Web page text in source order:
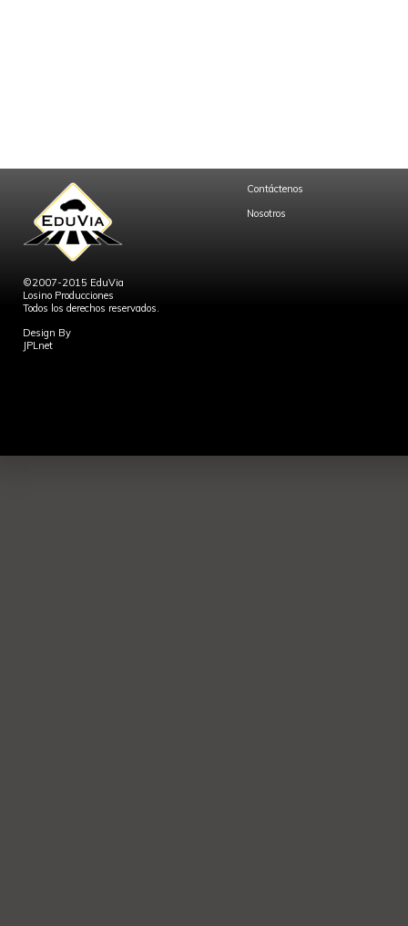
©2007-2015 EduVia
Losino Producciones
Todos los derechos reservados.
Design By
JPLnet
Contáctenos
Nosotros